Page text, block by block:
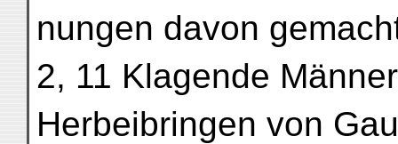
nungen davon
2, 11 Klagende
Herbeibringen von